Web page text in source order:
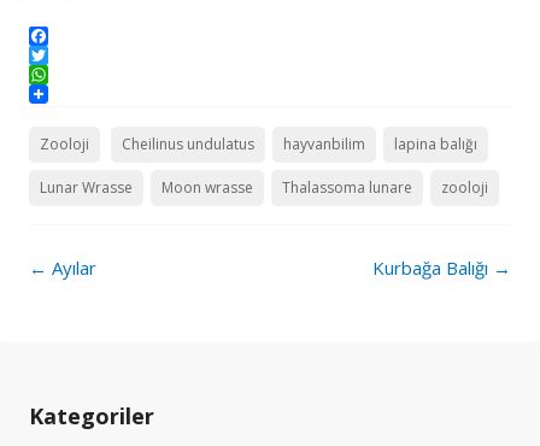
Facebook
Twitter
WhatsApp
Zooloji Cheilinus undulatus hayvanbilim lapina balığı
Lunar Wrasse Moon wrasse Thalassoma lunare zooloji
Post
← Ayılar Kurbağa Balığı →
Kategoriler